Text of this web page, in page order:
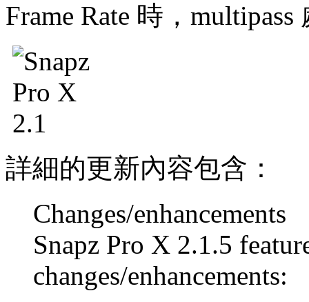
Frame Rate 時，
詳細的更新內容包含：
Changes/enhancements
Snapz Pro X 2.1.5
changes/enhancements: